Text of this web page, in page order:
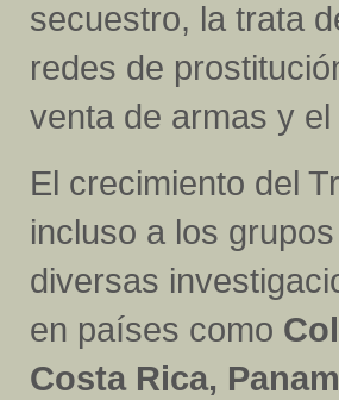
secuestro, la trata
redes de
venta de armas y
El crecimiento del
incluso a los
diversas
en países como
Costa Rica,